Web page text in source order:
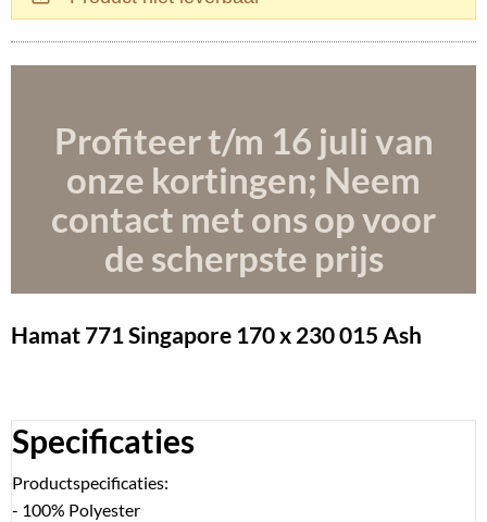
Profiteer t/m 16 juli van
onze kortingen; Neem
contact met ons op voor
de scherpste prijs
Hamat 771 Singapore 170 x 230 015 Ash
Specificaties
Productspecificaties:
- 100% Polyester